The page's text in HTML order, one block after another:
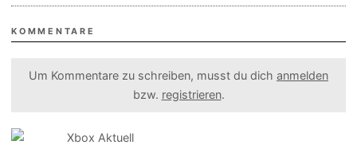
KOMMENTARE
Um Kommentare zu schreiben, musst du dich anmelden
bzw. registrieren.
Xbox Aktuell